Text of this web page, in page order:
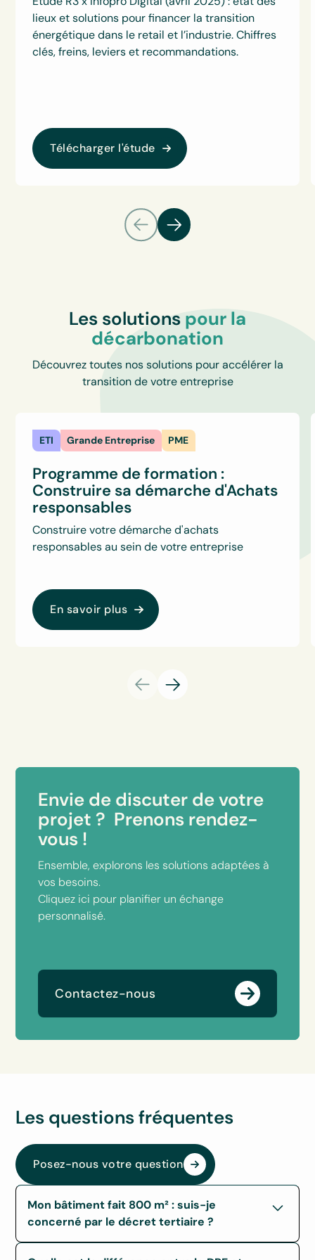
lieux et solutions pour financer la transition
énergétique dans le retail et l’industrie. Chiffres
clés, freins, leviers et recommandations.
Télécharger l'étude
Les solutions pour la
décarbonation
Découvrez toutes nos solutions pour accélérer la
transition de votre entreprise
ETI Grande Entreprise PME
Programme de formation :
Construire sa démarche d'Achats
responsables
Construire votre démarche d'achats
responsables au sein de votre entreprise
En savoir plus
Envie de discuter de votre
projet ? Prenons rendez-
vous !
Ensemble, explorons les solutions adaptées à
vos besoins.
Cliquez ici pour planifier un échange
personnalisé.
Contactez-nous
Les questions fréquentes
Posez-nous votre question
Mon bâtiment fait 800 m² : suis-je
concerné par le décret tertiaire ?
Non, pas directement. Le décret tertiaire